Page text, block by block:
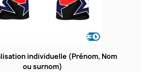
individuelle (Prénom, Nom
ou surnom)